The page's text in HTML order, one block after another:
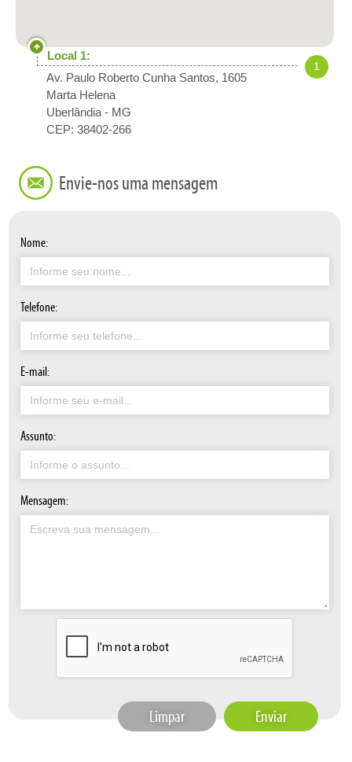
Local 1:
Av. Paulo Roberto Cunha Santos, 1605
Marta Helena
Uberlândia - MG
CEP: 38402-266
1
Envie-nos uma mensagem
Nome:
Telefone:
E-mail:
Assunto:
Mensagem:
Limpar Enviar